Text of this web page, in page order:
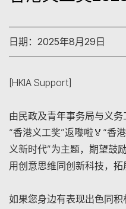
日期：2025年8月29日
[HKIA Support]
由民政及青年事务局与义
“香港义工奖”返嚟啦🏅“香
义新时代”为主题，期望鼓
用创意思维同创新科技，
如果您身边有表现出色同